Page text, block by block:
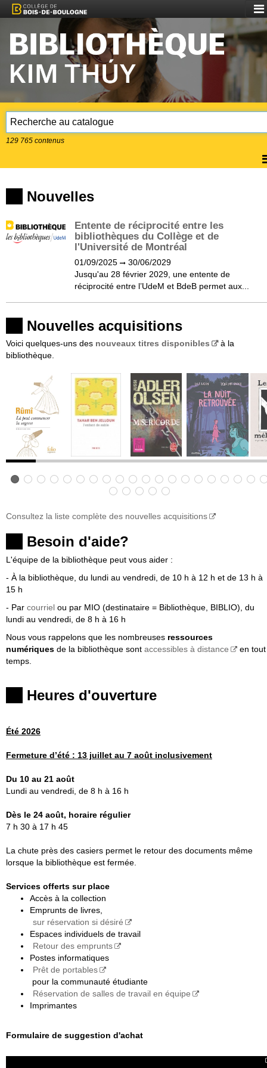
le
129 765 contenus
Nouvelles
Entente de réciprocité entre les
bibliothèques du Collège et de
l'Université de Montréal
01/09/2025 (?)30/06/2029
Jusqu'au 28 février 2029, une entente de
réciprocité entre l’UdeM et BdeB permet aux...
Nouvelles acquisitions
Voici quelques-uns des nouveaux titres disponibles
à la
bibliothèque.
Consultez la liste complète des nouvelles acquisitions
Besoin d'aide?
L'équipe de la bibliothèque peut vous aider :
- À la bibliothèque, du lundi au vendredi, de 10 h à 12 h et de 13 h à
15 h
- Par courriel ou par MIO (destinataire = Bibliothèque, BIBLIO), du
lundi au vendredi, de 8 h à 16 h
Nous vous rappelons que les nombreuses ressources
numériques de la bibliothèque sont accessibles à distance
en tout
temps.
Heures d'ouverture
Été 2026
Fermeture d’été : 13 juillet au 7 août inclusivement
Du 10 au 21 août
Lundi au vendredi, de 8 h à 16 h
Dès le 24 août, horaire régulier
7 h 30 à 17 h 45
La chute près des casiers permet le retour des documents même
lorsque la bibliothèque est fermée.
Services offerts sur place
Accès à la collection
Emprunts de livres,
sur réservation si désiré
Espaces individuels de travail
Retour des emprunts
Postes informatiques
Prêt de portables
pour la communauté étudiante
Réservation de salles de travail en équipe
Imprimantes
Formulaire de suggestion d'achat